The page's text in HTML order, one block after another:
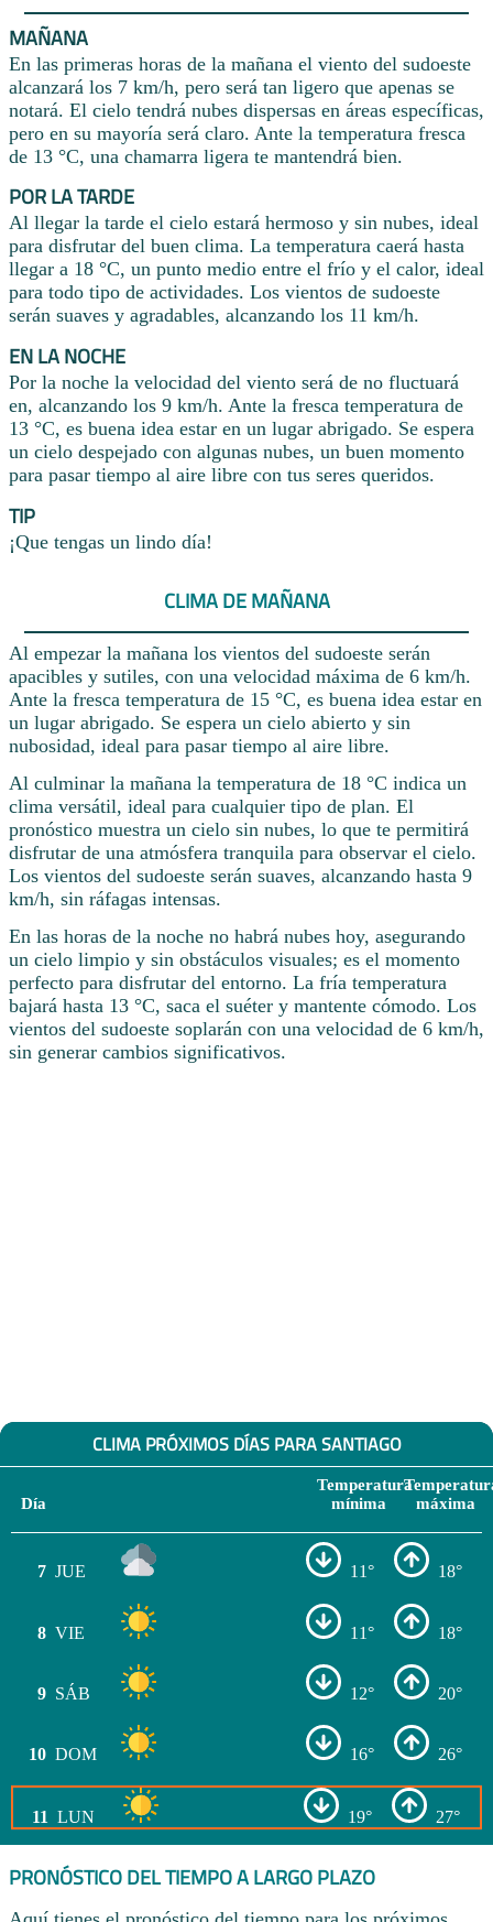
MAÑANA
En las primeras horas de la mañana el viento del sudoeste
alcanzará los 7 km/h, pero será tan ligero que apenas se
notará. El cielo tendrá nubes dispersas en áreas específicas,
pero en su mayoría será claro. Ante la temperatura fresca
de 13 °C, una chamarra ligera te mantendrá bien.
POR LA TARDE
Al llegar la tarde el cielo estará hermoso y sin nubes, ideal
para disfrutar del buen clima. La temperatura caerá hasta
llegar a 18 °C, un punto medio entre el frío y el calor, ideal
para todo tipo de actividades. Los vientos de sudoeste
serán suaves y agradables, alcanzando los 11 km/h.
EN LA NOCHE
Por la noche la velocidad del viento será de no fluctuará
en, alcanzando los 9 km/h. Ante la fresca temperatura de
13 °C, es buena idea estar en un lugar abrigado. Se espera
un cielo despejado con algunas nubes, un buen momento
para pasar tiempo al aire libre con tus seres queridos.
TIP
¡Que tengas un lindo día!
CLIMA DE MAÑANA
Al empezar la mañana los vientos del sudoeste serán
apacibles y sutiles, con una velocidad máxima de 6 km/h.
Ante la fresca temperatura de 15 °C, es buena idea estar en
un lugar abrigado. Se espera un cielo abierto y sin
nubosidad, ideal para pasar tiempo al aire libre.
Al culminar la mañana la temperatura de 18 °C indica un
clima versátil, ideal para cualquier tipo de plan. El
pronóstico muestra un cielo sin nubes, lo que te permitirá
disfrutar de una atmósfera tranquila para observar el cielo.
Los vientos del sudoeste serán suaves, alcanzando hasta 9
km/h, sin ráfagas intensas.
En las horas de la noche no habrá nubes hoy, asegurando
un cielo limpio y sin obstáculos visuales; es el momento
perfecto para disfrutar del entorno. La fría temperatura
bajará hasta 13 °C, saca el suéter y mantente cómodo. Los
vientos del sudoeste soplarán con una velocidad de 6 km/h,
sin generar cambios significativos.
CLIMA PRÓXIMOS DÍAS PARA SANTIAGO
Día
Temperatura
mínima
máxima
7 JUE 11° 18°
8 VIE 11° 18°
9 SÁB 12° 20°
10 DOM 16° 26°
11 LUN 19° 27°
PRONÓSTICO DEL TIEMPO A LARGO PLAZO